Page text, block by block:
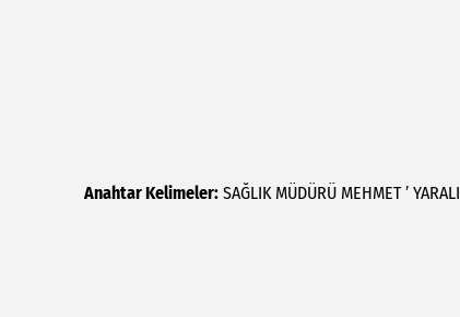
Anahtar Kelimeler: SAĞLIK MÜDÜRÜ MEHMET ’ YARALI